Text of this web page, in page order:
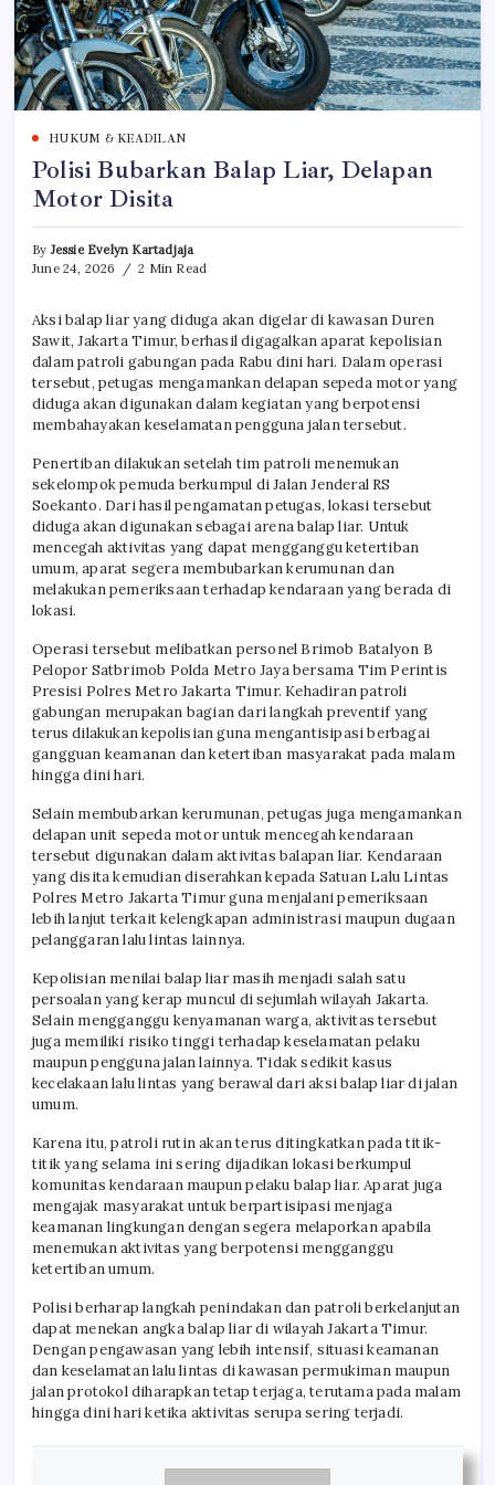
HUKUM & KEADILAN
Polisi Bubarkan Balap Liar, Delapan
Motor Disita
By Jessie Evelyn Kartadjaja
June 24, 2026
2 Min Read
Aksi balap liar yang diduga akan digelar di kawasan Duren
Sawit, Jakarta Timur, berhasil digagalkan aparat kepolisian
dalam patroli gabungan pada Rabu dini hari. Dalam operasi
tersebut, petugas mengamankan delapan sepeda motor yang
diduga akan digunakan dalam kegiatan yang berpotensi
membahayakan keselamatan pengguna jalan tersebut.
Penertiban dilakukan setelah tim patroli menemukan
sekelompok pemuda berkumpul di Jalan Jenderal RS
Soekanto. Dari hasil pengamatan petugas, lokasi tersebut
diduga akan digunakan sebagai arena balap liar. Untuk
mencegah aktivitas yang dapat mengganggu ketertiban
umum, aparat segera membubarkan kerumunan dan
melakukan pemeriksaan terhadap kendaraan yang berada di
lokasi.
Operasi tersebut melibatkan personel Brimob Batalyon B
Pelopor Satbrimob Polda Metro Jaya bersama Tim Perintis
Presisi Polres Metro Jakarta Timur. Kehadiran patroli
gabungan merupakan bagian dari langkah preventif yang
terus dilakukan kepolisian guna mengantisipasi berbagai
gangguan keamanan dan ketertiban masyarakat pada malam
hingga dini hari.
Selain membubarkan kerumunan, petugas juga mengamankan
delapan unit sepeda motor untuk mencegah kendaraan
tersebut digunakan dalam aktivitas balapan liar. Kendaraan
yang disita kemudian diserahkan kepada Satuan Lalu Lintas
Polres Metro Jakarta Timur guna menjalani pemeriksaan
lebih lanjut terkait kelengkapan administrasi maupun dugaan
pelanggaran lalu lintas lainnya.
Kepolisian menilai balap liar masih menjadi salah satu
persoalan yang kerap muncul di sejumlah wilayah Jakarta.
Selain mengganggu kenyamanan warga, aktivitas tersebut
juga memiliki risiko tinggi terhadap keselamatan pelaku
maupun pengguna jalan lainnya. Tidak sedikit kasus
kecelakaan lalu lintas yang berawal dari aksi balap liar di jalan
umum.
Karena itu, patroli rutin akan terus ditingkatkan pada titik-
titik yang selama ini sering dijadikan lokasi berkumpul
komunitas kendaraan maupun pelaku balap liar. Aparat juga
mengajak masyarakat untuk berpartisipasi menjaga
keamanan lingkungan dengan segera melaporkan apabila
menemukan aktivitas yang berpotensi mengganggu
ketertiban umum.
Polisi berharap langkah penindakan dan patroli berkelanjutan
dapat menekan angka balap liar di wilayah Jakarta Timur.
Dengan pengawasan yang lebih intensif, situasi keamanan
dan keselamatan lalu lintas di kawasan permukiman maupun
jalan protokol diharapkan tetap terjaga, terutama pada malam
hingga dini hari ketika aktivitas serupa sering terjadi.